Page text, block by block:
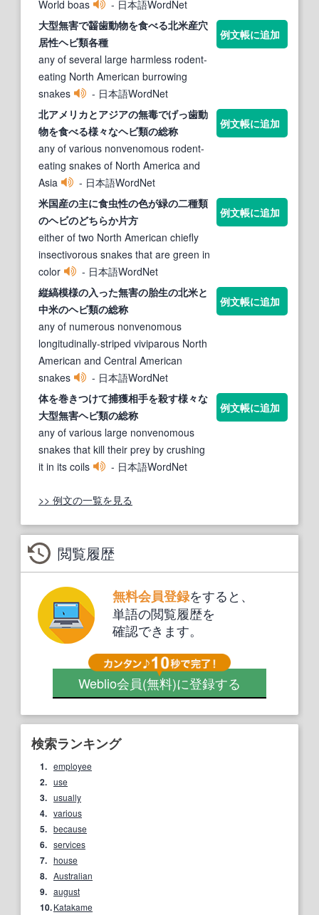
World boas
- 日本語WordNet
大型無害で齧歯動物を食べる北米産穴
居性ヘビ類各種
any of several large harmless rodent-
eating North American burrowing
snakes
- 日本語WordNet
例文帳に追加
北アメリカとアジアの無毒でげっ歯動
物を食べる様々なヘビ類の総称
any of various nonvenomous rodent-
eating snakes of North America and
Asia
- 日本語WordNet
例文帳に追加
米国産の主に食虫性の色が緑の二種類
のヘビのどちらか片方
either of two North American chiefly
insectivorous snakes that are green in
color
- 日本語WordNet
例文帳に追加
縦縞模様の入った無害の胎生の北米と
中米のヘビ類の総称
any of numerous nonvenomous
longitudinally-striped viviparous North
American and Central American
snakes
- 日本語WordNet
例文帳に追加
体を巻きつけて捕獲相手を殺す様々な
大型無害ヘビ類の総称
any of various large nonvenomous
snakes that kill their prey by crushing
it in its coils
- 日本語WordNet
例文帳に追加
>> 例文の一覧を見る
閲覧履歴
無料会員登録をすると、
単語の閲覧履歴を
確認できます。
Weblio会員(無料)に登録する
検索ランキング
1. employee
2. use
3. usually
4. various
5. because
6. services
7. house
8. Australian
9. august
10.Katakame